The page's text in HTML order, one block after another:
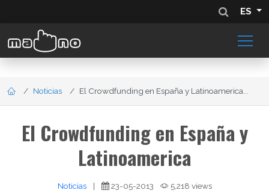
ES
Noticias El Crowdfunding en España y Latinoamerica...
El Crowdfunding en España y
Latinoamerica
Noticias | 23-05-2013 5,218 views